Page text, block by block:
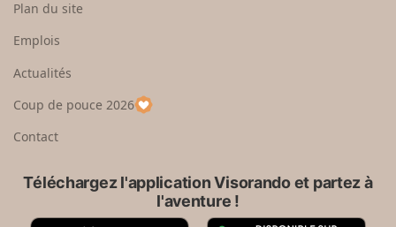
e
u
p
a
Plan du site
Emplois
Actualités
Coup de pouce 2026
Contact
Téléchargez l'application Visorando et partez à
l'aventure !